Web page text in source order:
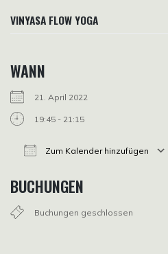
VINYASA FLOW YOGA
WANN
21. April 2022
19:45 - 21:15
Zum Kalender hinzufügen
BUCHUNGEN
Buchungen geschlossen